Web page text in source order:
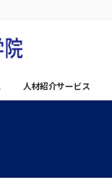
人材紹介サービス